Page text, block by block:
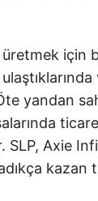
için
yandan
SLP, Axie
kazan